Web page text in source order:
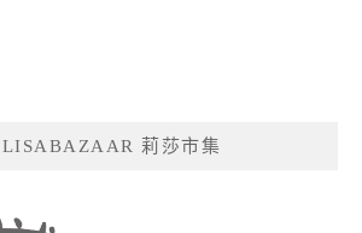
LISABAZAAR 莉莎市集